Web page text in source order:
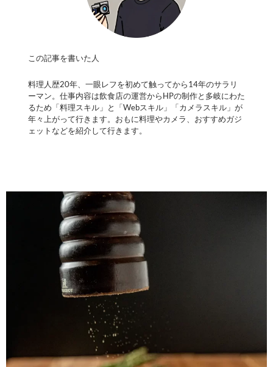
この記事を書いた人
料理人歴20年、一眼レフを初めて触ってから14年のサラリ
ーマン。仕事内容は飲食店の運営からHPの制作と多岐にわた
るため「料理スキル」と「Webスキル」「カメラスキル」が
年々上がって行きます。おもに料理やカメラ、おすすめガジ
ェットなどを紹介して行きます。